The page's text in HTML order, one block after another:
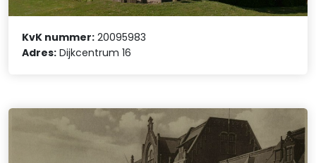
KvK nummer: 20095983
Adres: Dijkcentrum 16